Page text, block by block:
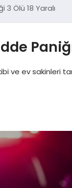
Ölü 18 Yaralı
ve ev sakinleri